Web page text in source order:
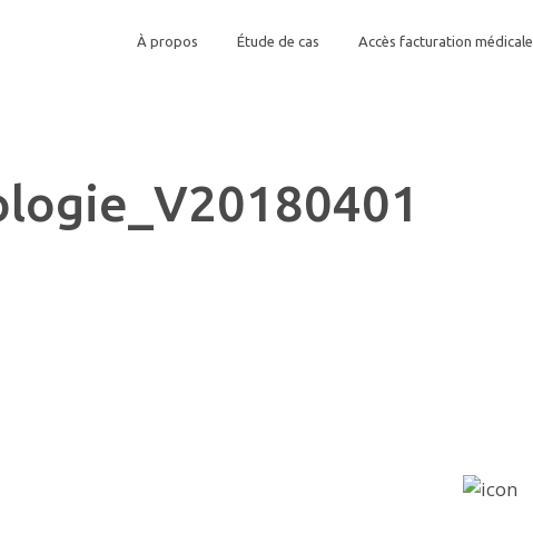
À propos Étude de cas Accès facturation médicale